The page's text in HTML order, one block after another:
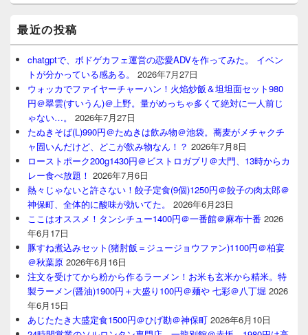
最近の投稿
chatgptで、ボドゲカフェ運営の恋愛ADVを作ってみた。 イベン
トが分かっている感ある。
2026年7月27日
ウォッカでファイヤーチャーハン！火焰炒飯＆坦坦面セット980
円＠翠雲(すいうん)＠上野。量がめっちゃ多くて絶対に一人前じ
ゃない…。
2026年7月27日
たぬきそば(L)990円＠たぬきは飲み物＠池袋。蕎麦がメチャクチ
ャ固いんだけど、どこが飲み物なん！？ 2026年7月8日
ローストポーク200g1430円＠ビストロガブリ＠大門、13時からカ
レー食べ放題！ 2026年7月6日
熱々じゃないと許さない！餃子定食(9個)1250円＠餃子の肉太郎＠
神保町、全体的に酸味が効いてた。
2026年6月23日
ここはオススメ！タンシチュー1400円＠一番館＠麻布十番 2026
年6月17日
豚すね煮込みセット(猪肘飯＝ジュージョウファン)1100円＠柏宴
＠秋葉原 2026年6月16日
注文を受けてから粉から作るラーメン！お米も玄米から精米。特
製ラーメン(醤油)1900円＋大盛り100円＠麺や 七彩＠八丁堀 2026
年6月15日
あじたたき大盛定食1500円＠ひげ勘＠神保町 2026年6月10日